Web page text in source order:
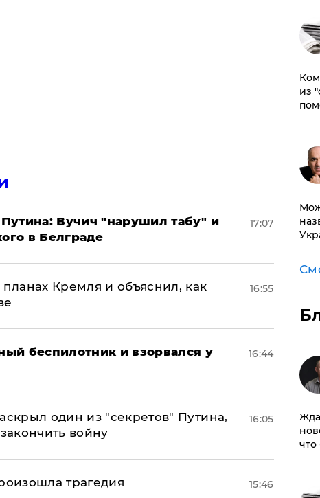
Вучич "нарушил табу" и
в Белграде
17:07
Кремля и объяснил, как
16:55
беспилотник и взорвался у
16:44
один из "секретов" Путина,
войну
16:05
трагедия 15:46
из
что